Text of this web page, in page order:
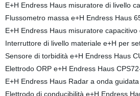
E+H Endress Haus misuratore di livello
Flussometro massa e+H Endress Haus
E+H Endress Haus misuratore
Interruttore di livello materiale e+H per
Sensore di torbidità e+H Endress Haus
Elettrodo ORP e+H Endress Haus
E+H Endress Haus Radar a onda
Elettrodo di conducibilità e+H Endress